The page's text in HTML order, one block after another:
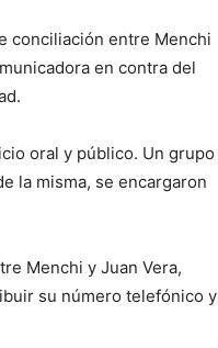
conciliación entre Menchi
en contra del
oral y público. Un grupo
la misma, se encargaron
Menchi y Juan Vera,
su número telefónico y